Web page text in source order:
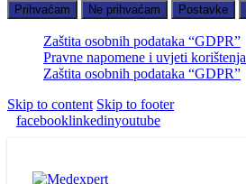
Prihvaćam Ne prihvaćam Postavke
Zaštita osobnih podataka “GDPR”
Pravne napomene i uvjeti korištenja
Zaštita osobnih podataka “GDPR”
Skip to content Skip to footer
facebooklinkedinyoutube